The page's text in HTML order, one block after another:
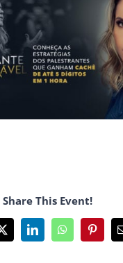
Share This Event!